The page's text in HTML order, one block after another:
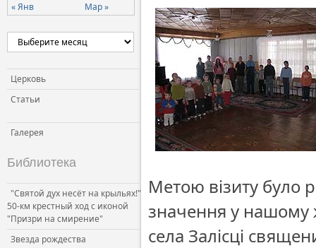
СОЦИАЛЬНОЕ
СЛУЖЕНИЕ
Церковь и власть
Церковь и общество
Церковь и СМИ
« Янв Мар »
Церковь
Статьи
Галерея
Библиотека
"Святой дух несёт на крыльях!"
50-км крестный ход с иконой
"Призри на смирение"
Звезда рождества
Метою візиту було
значення у нашому
села Залісці